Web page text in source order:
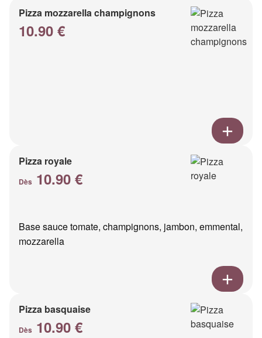
Pizza mozzarella champignons
10.90 €
Pizza royale
Dès 10.90 €
Base sauce tomate, champignons, jambon, emmental,
mozzarella
Pizza basquaise
Dès 10.90 €